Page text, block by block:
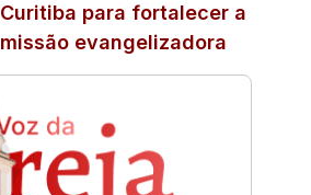
Curitiba para fortalecer a
missão evangelizadora